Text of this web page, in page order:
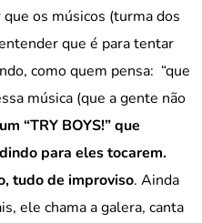
os músicos (turma dos
que é para tentar
como quem pensa: “que
música (que a gente não
“TRY BOYS!” que
para eles tocarem.
tudo de improviso. Ainda
ele chama a galera, canta